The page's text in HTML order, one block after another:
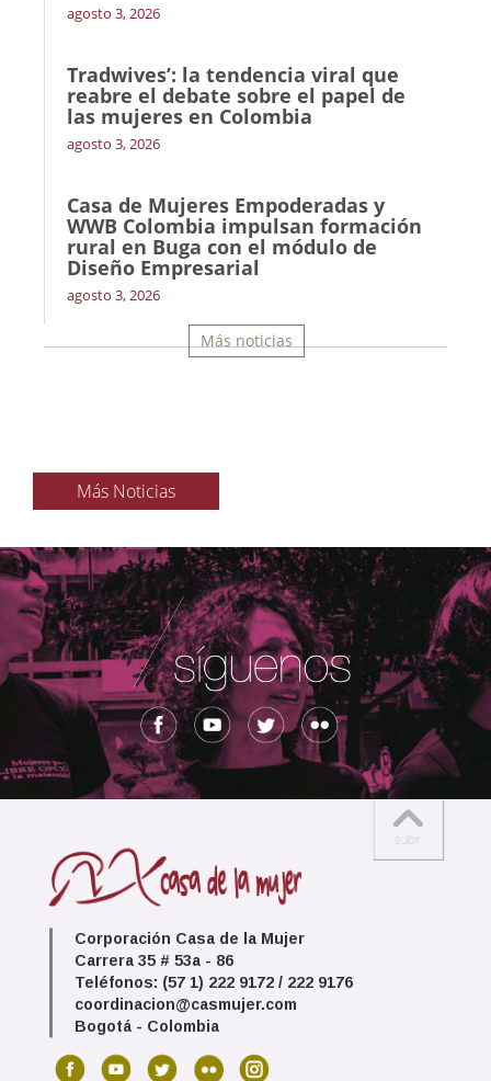
agosto 3, 2026
Tradwives’: la tendencia viral que
reabre el debate sobre el papel de
las mujeres en Colombia
agosto 3, 2026
Casa de Mujeres Empoderadas y
WWB Colombia impulsan formación
rural en Buga con el módulo de
Diseño Empresarial
agosto 3, 2026
Más noticias
Más Noticias
Corporación Casa de la Mujer
Carrera 35 # 53a - 86
Teléfonos: (57 1) 222 9172 / 222 9176
coordinacion@casmujer.com
Bogotá - Colombia